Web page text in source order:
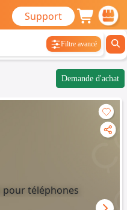
Support
Filtre avancé
Demande d'achat